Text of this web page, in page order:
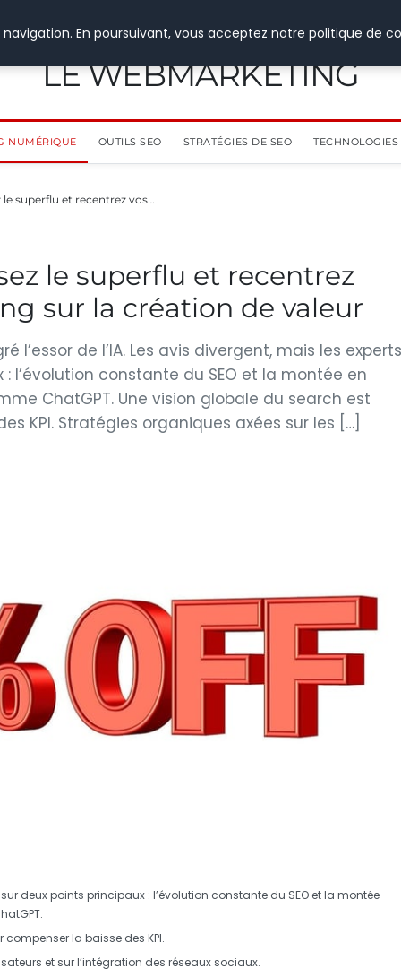
LE WEBMARKETING
NUMÉRIQUE OUTILS SEO STRATÉGIES DE SEO
le superflu et recentrez vos…
le superflu et recentrez
sur la création de valeur
l’essor de l’IA. Les avis divergent, mais les experts
l’évolution constante du SEO et la montée en
ChatGPT. Une vision globale du search est
KPI. Stratégies organiques axées sur les […]
deux points principaux : l’évolution constante du SEO et la montée
.
compenser la baisse des KPI.
et sur l’intégration des réseaux sociaux.
En poursuivant, vous acceptez notre politique de